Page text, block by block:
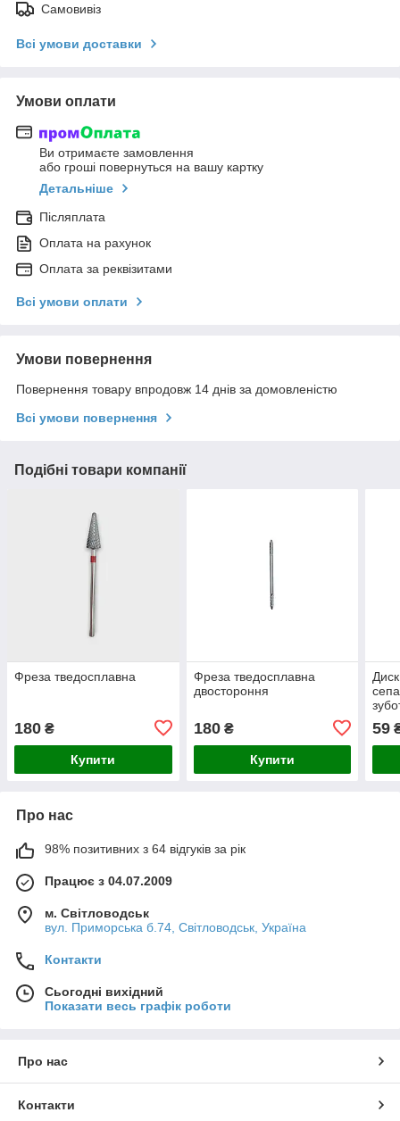
Самовивіз
Всі умови доставки
Умови оплати
Ви отримаєте замовлення
або гроші повернуться на вашу картку
Детальніше
Післяплата
Оплата на рахунок
Оплата за реквізитами
Всі умови оплати
Умови повернення
Повернення товару впродовж 14 днів за домовленістю
Всі умови повернення
Подібні товари компанії
Фреза тведосплавна
180 ₴
Купити
Фреза тведосплавна
двостороння
180₴
Купити
59
Про нас
98% позитивних з 64 відгуків за рік
Працює з 04.07.2009
м. Світловодськ
вул. Приморська б.74, Світловодськ, Україна
Контакти
Сьогодні вихідний
Показати весь графік роботи
Про нас
Контакти